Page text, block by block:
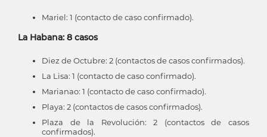
Mariel: 1 (contacto de caso confirmado).
La Habana: 8 casos
Diez de Octubre: 2 (contactos de casos confirmados).
La Lisa: 1 (contacto de caso confirmado).
Marianao: 1 (contacto de caso confirmado).
Playa: 2 (contactos de casos confirmados).
Plaza de la Revolución: 2 (contactos de casos
confirmados).